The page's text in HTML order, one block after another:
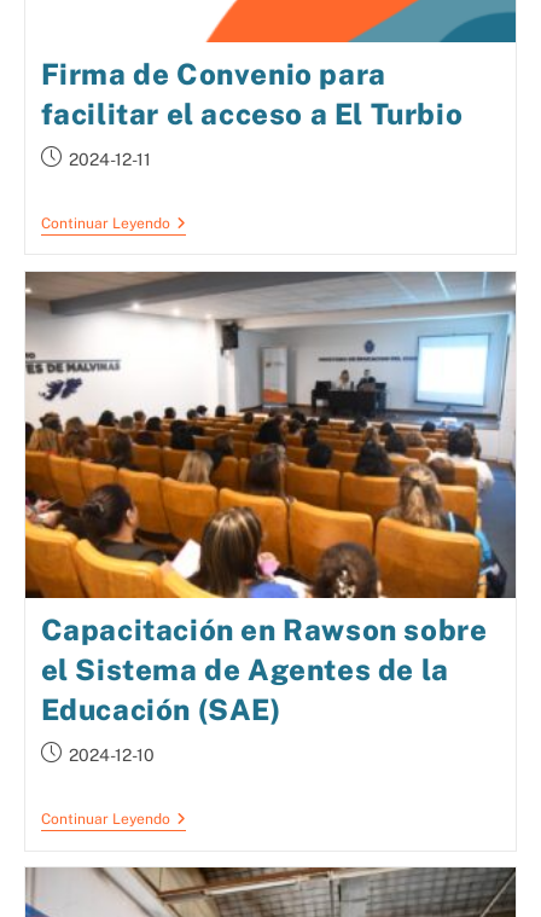
Firma de Convenio para
facilitar el acceso a El Turbio
2024-12-11
Continuar Leyendo
Capacitación en Rawson sobre
el Sistema de Agentes de la
Educación (SAE)
2024-12-10
Continuar Leyendo